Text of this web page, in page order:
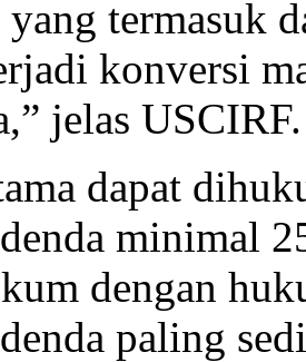
termasuk
konversi
jelas USCIRF.
dapat
minimal
dengan
paling